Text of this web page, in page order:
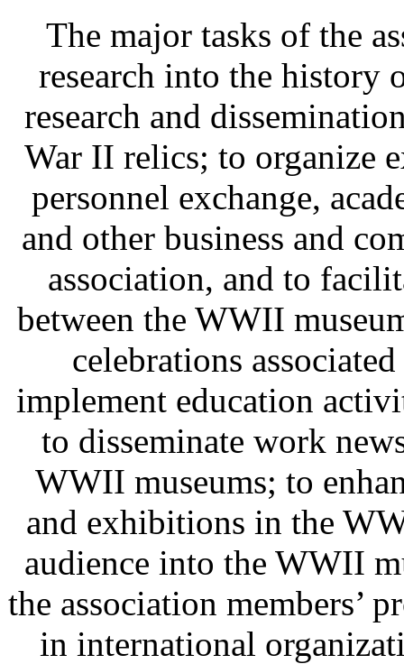
The major tasks of the
research into the history
research and
War II relics; to organize
personnel exchange,
and other business and
association, and to
between the WWII
celebrations
implement education
to disseminate work
WWII museums; to
and exhibitions in the
audience into the WWII
the association members’
in international